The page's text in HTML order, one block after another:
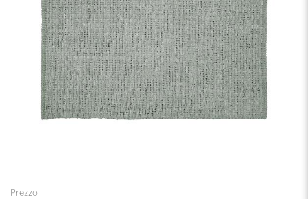
Prezzo